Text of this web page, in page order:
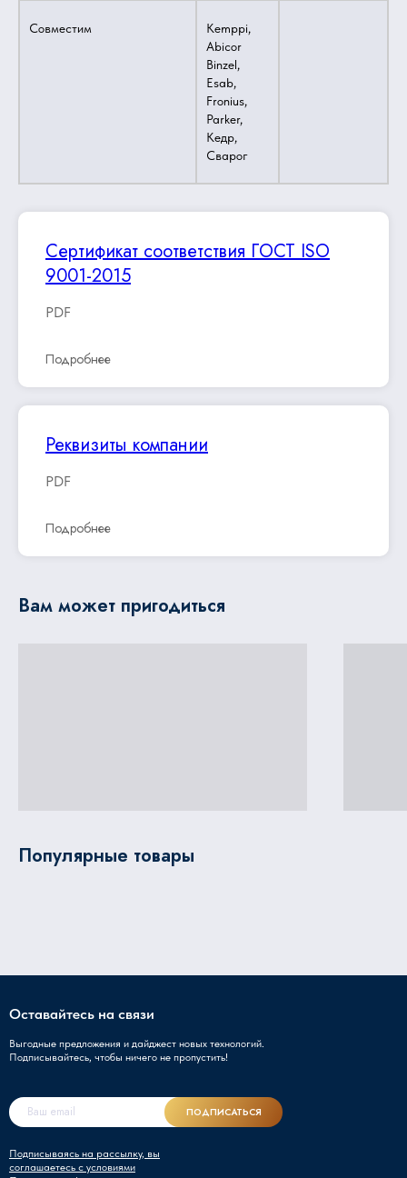
Совместим
Kemppi,
Abicor
Binzel,
Esab,
Fronius,
Parker,
Кедр,
Сварог
Сертификат соответствия ГОСТ ISO
9001-2015
PDF
Подробнее
Реквизиты компании
PDF
Подробнее
Вам может пригодиться
Популярные товары
Оставайтесь на связи
Выгодные предложения и дайджест новых технологий.
Подписывайтесь, чтобы ничего не пропустить!
Подписываясь на рассылку, вы
соглашаетесь с условиями
ПОДПИСАТЬСЯ